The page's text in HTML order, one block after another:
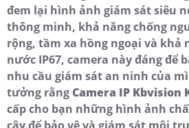
đem lại hình ảnh giám sát siêu
thông minh, khả năng chống
rộng, tầm xa hồng ngoại và khả
nước IP67, camera này đáng để
nhu cầu giám sát an ninh của
tưởng rằngCamera IP Kbvision
cấp cho bạn những hình ảnh